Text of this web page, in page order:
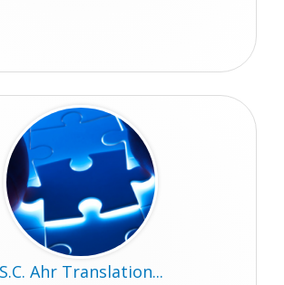
S.C. Ahr Translation...